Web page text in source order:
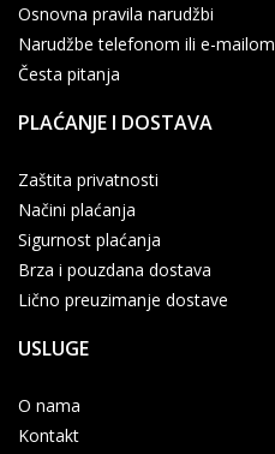
Osnovna pravila narudžbi
Narudžbe telefonom ili e-mailom
Česta pitanja
PLAĆANJE I DOSTAVA
Zaštita privatnosti
Načini plaćanja
Sigurnost plaćanja
Brza i pouzdana dostava
Lično preuzimanje dostave
USLUGE
O nama
Kontakt